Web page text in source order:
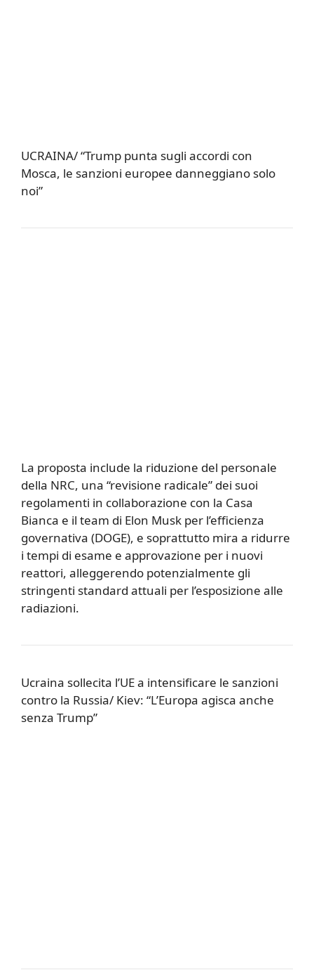
UCRAINA/ “Trump punta sugli accordi con
Mosca, le sanzioni europee danneggiano solo
noi”
La proposta include la riduzione del personale
della NRC, una “revisione radicale” dei suoi
regolamenti in collaborazione con la Casa
Bianca e il team di Elon Musk per l’efficienza
governativa (DOGE), e soprattutto mira a ridurre
i tempi di esame e approvazione per i nuovi
reattori, alleggerendo potenzialmente gli
stringenti standard attuali per l’esposizione alle
radiazioni.
Ucraina sollecita l’UE a intensificare le sanzioni
contro la Russia/ Kiev: “L’Europa agisca anche
senza Trump”